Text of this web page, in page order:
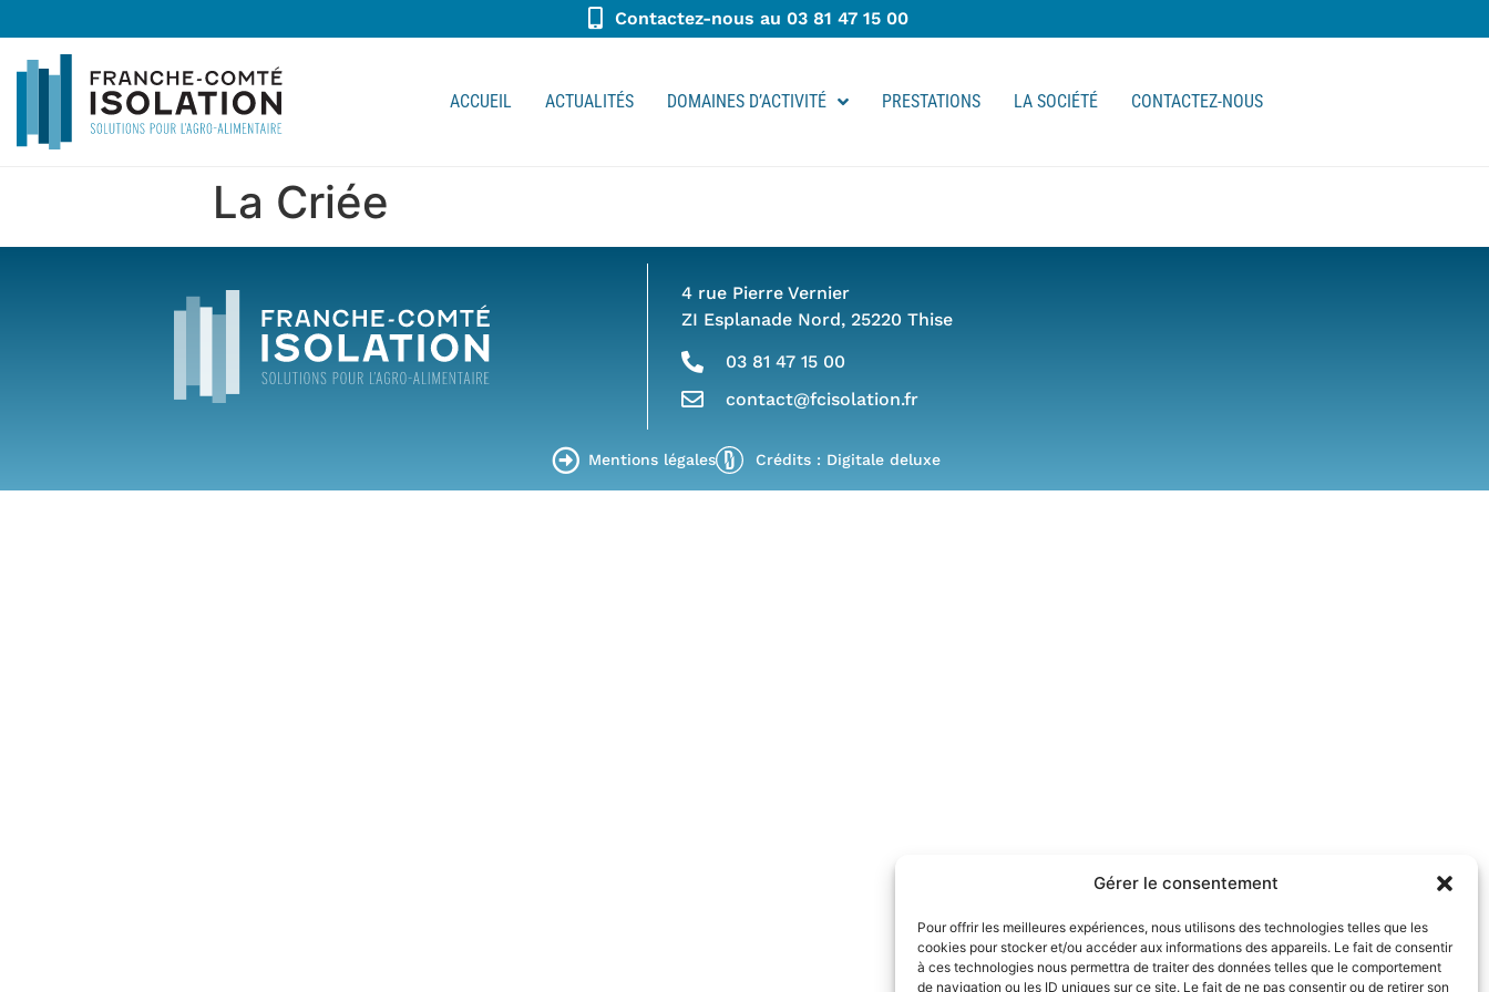
Gérer le consentement
Pour offrir les meilleures expériences, nous utilisons des technologies telles que les
cookies pour stocker et/ou accéder aux informations des appareils. Le fait de consentir
à ces technologies nous permettra de traiter des données telles que le comportement
de navigation ou les ID uniques sur ce site. Le fait de ne pas consentir ou de retirer son
Contactez-nous au 03 81 47 15 00
ACCUEIL ACTUALITÉS DOMAINES D’ACTIVITÉ PRESTATIONS LA SOCIÉTÉ CONTACTEZ-NOUS
La Criée
4 rue Pierre Vernier
ZI Esplanade Nord, 25220 Thise
03 81 47 15 00
contact@fcisolation.fr
Mentions légales Crédits : Digitale deluxe